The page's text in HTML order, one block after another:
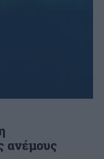
ανέμους